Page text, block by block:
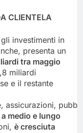
CLIENTELA
investimenti in
presenta un
tra maggio
miliardi
e il restante
assicurazioni,
medio e lungo
è cresciuta